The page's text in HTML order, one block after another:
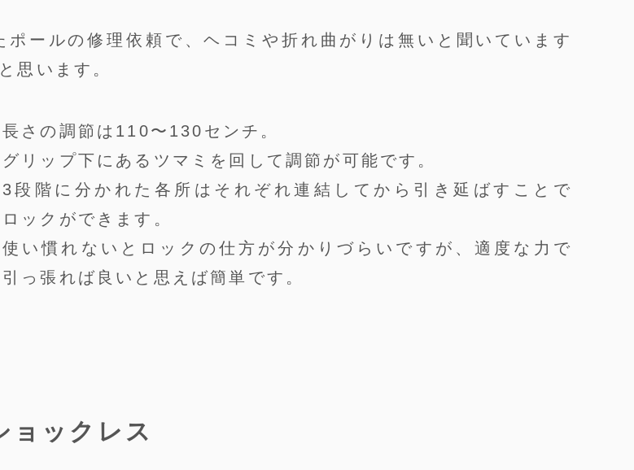
ールの修理依頼で、ヘコミや折れ曲がりは無いと聞いています
思います。
長さの調節は110〜130センチ。
グリップ下にあるツマミを回して調節が可能です。
3段階に分かれた各所はそれぞれ連結してから引き延ばすことで
ロックができます。
使い慣れないとロックの仕方が分かりづらいですが、適度な力で
引っ張れば良いと思えば簡単です。
ョックレス